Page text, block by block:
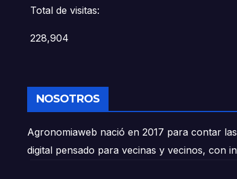
Total de visitas:
228,904
NOSOTROS
Agronomiaweb nació en 2017 para contar
digital pensado para vecinas y vecinos, con